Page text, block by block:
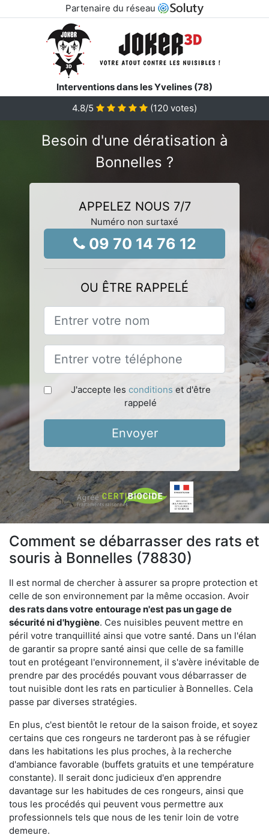
Partenaire du réseau
Interventions dans les Yvelines (78)
4.8/5 (120 votes)
Besoin d'une dératisation à
Bonnelles ?
APPELEZ NOUS 7/7
Numéro non surtaxé
09 70 14 76 12
OU ÊTRE RAPPELÉ
J'accepte les conditions et d'être
rappelé
Envoyer
Comment se débarrasser des rats et
souris à Bonnelles (78830)
Il est normal de chercher à assurer sa propre protection et
celle de son environnement par la même occasion. Avoir
des rats dans votre entourage n'est pas un gage de
sécurité ni d'hygiène. Ces nuisibles peuvent mettre en
péril votre tranquillité ainsi que votre santé. Dans un l'élan
de garantir sa propre santé ainsi que celle de sa famille
tout en protégeant l'environnement, il s'avère inévitable de
prendre par des procédés pouvant vous débarrasser de
tout nuisible dont les rats en particulier à Bonnelles. Cela
passe par diverses stratégies.
En plus, c'est bientôt le retour de la saison froide, et soyez
certains que ces rongeurs ne tarderont pas à se réfugier
dans les habitations les plus proches, à la recherche
d'ambiance favorable (buffets gratuits et une température
constante). Il serait donc judicieux d'en apprendre
davantage sur les habitudes de ces rongeurs, ainsi que
tous les procédés qui peuvent vous permettre aux
professionnels tels que nous de les tenir loin de votre
demeure.